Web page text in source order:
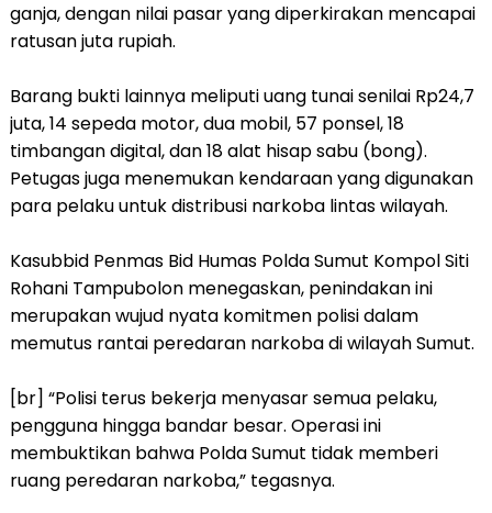
ganja, dengan nilai pasar yang diperkirakan mencapai
ratusan juta rupiah.
Barang bukti lainnya meliputi uang tunai senilai Rp24,7
juta, 14 sepeda motor, dua mobil, 57 ponsel, 18
timbangan digital, dan 18 alat hisap sabu (bong).
Petugas juga menemukan kendaraan yang digunakan
para pelaku untuk distribusi narkoba lintas wilayah.
Kasubbid Penmas Bid Humas Polda Sumut Kompol Siti
Rohani Tampubolon menegaskan, penindakan ini
merupakan wujud nyata komitmen polisi dalam
memutus rantai peredaran narkoba di wilayah Sumut.
[br] “Polisi terus bekerja menyasar semua pelaku,
pengguna hingga bandar besar. Operasi ini
membuktikan bahwa Polda Sumut tidak memberi
ruang peredaran narkoba,” tegasnya.